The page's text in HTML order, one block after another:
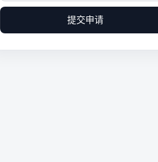
提交申请